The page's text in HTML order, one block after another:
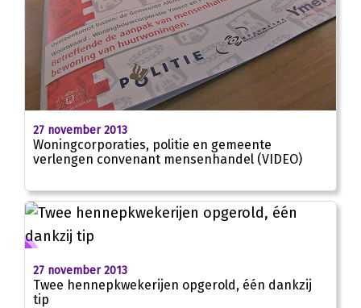
27 november 2013
Woningcorporaties, politie en gemeente
verlengen convenant mensenhandel (VIDEO)
27 november 2013
Twee hennepkwekerijen opgerold, één dankzij
tip